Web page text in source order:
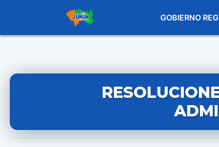
GOBIERNO